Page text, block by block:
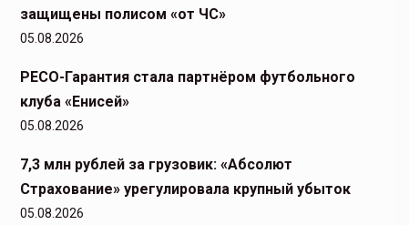
защищены полисом «от ЧС»
05.08.2026
РЕСО-Гарантия стала партнёром футбольного
клуба «Енисей»
05.08.2026
7,3 млн рублей за грузовик: «Абсолют
Страхование» урегулировала крупный убыток
05.08.2026